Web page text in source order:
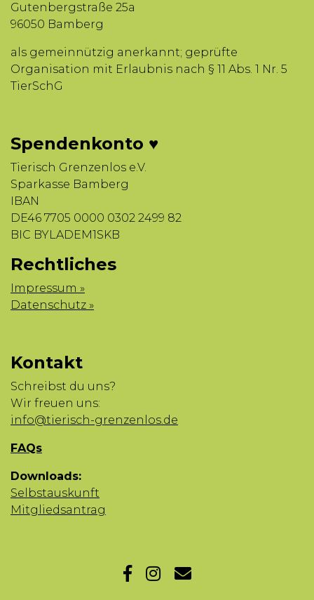
Gutenbergstraße 25a
96050 Bamberg
als gemeinnützig anerkannt; geprüfte
Organisation mit Erlaubnis nach § 11 Abs. 1 Nr. 5
TierSchG
Spendenkonto ♥
Tierisch Grenzenlos e.V.
Sparkasse Bamberg
IBAN
DE46 7705 0000 0302 2499 82
BIC BYLADEM1SKB
Rechtliches
Impressum »
Datenschutz »
Kontakt
Schreibst du uns?
Wir freuen uns:
info@tierisch-grenzenlos.de
FAQs
Downloads:
Selbstauskunft
Mitgliedsantrag